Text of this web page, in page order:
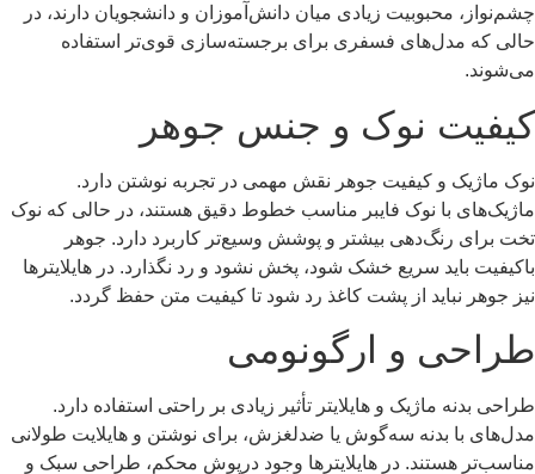
چشم‌نواز، محبوبیت زیادی میان دانش‌آموزان و دانشجویان دارند، در
حالی که مدل‌های فسفری برای برجسته‌سازی قوی‌تر استفاده
می‌شوند.
کیفیت نوک و جنس جوهر
نوک ماژیک و کیفیت جوهر نقش مهمی در تجربه نوشتن دارد.
ماژیک‌های با نوک فایبر مناسب خطوط دقیق هستند، در حالی که نوک
تخت برای رنگ‌دهی بیشتر و پوشش وسیع‌تر کاربرد دارد. جوهر
باکیفیت باید سریع خشک شود، پخش نشود و رد نگذارد. در هایلایترها
نیز جوهر نباید از پشت کاغذ رد شود تا کیفیت متن حفظ گردد.
طراحی و ارگونومی
طراحی بدنه ماژیک و هایلایتر تأثیر زیادی بر راحتی استفاده دارد.
مدل‌های با بدنه سه‌گوش یا ضدلغزش، برای نوشتن و هایلایت طولانی
مناسب‌تر هستند. در هایلایترها وجود درپوش محکم، طراحی سبک و